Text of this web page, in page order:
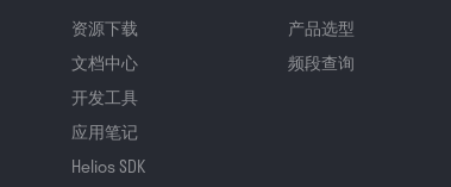
资源下载
文档中心
开发工具
应用笔记
Helios SDK
产品选型
频段查询